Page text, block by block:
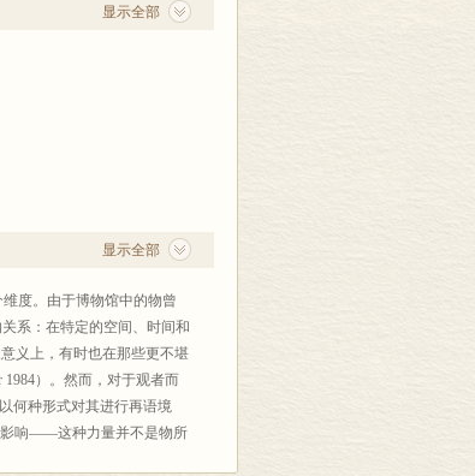
显示全部
显示全部
度。由于博物馆中的物曾
系：在特定的空间、时间和
义上，有时也在那些更不堪
）。然而，对于观者而
何种形式对其进行再语境
影响——这种力量并不是物所